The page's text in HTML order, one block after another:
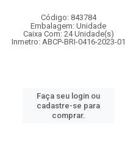
Código: 843784
Embalagem: Unidade
Caixa Com: 24 Unidade(s)
Inmetro: ABCP-BRI-0416-2023-01
Faça seu login ou
cadastre-se para
comprar.